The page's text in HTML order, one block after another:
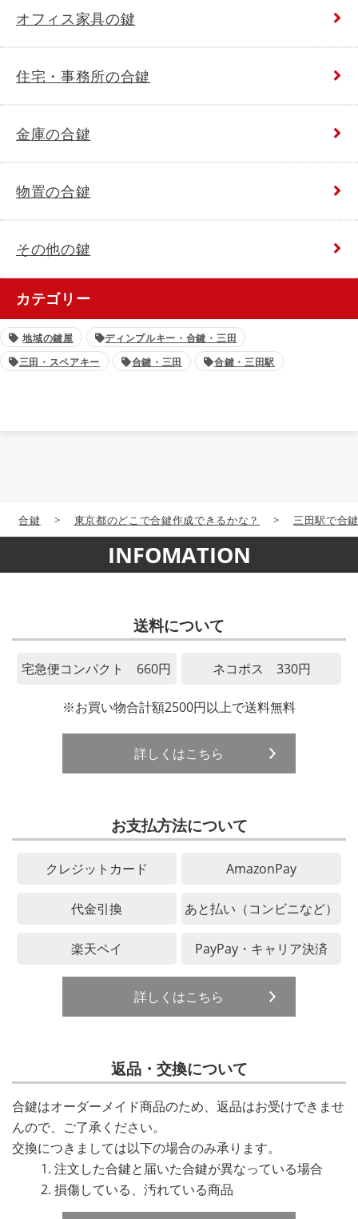
オフィス家具の鍵
住宅・事務所の合鍵
金庫の合鍵
物置の合鍵
その他の鍵
カテゴリー
地域の鍵屋
ディンプルキー・合鍵・三田
三田・スペアキー
合鍵・三田 合鍵・三田駅
合鍵 > 東京都のどこで合鍵作成できるかな？ > 三田駅で合
INFOMATION
送料について
宅急便コンパクト 660円 ネコポス 330円
※お買い物合計額2500円以上で送料無料
詳しくはこちら
お支払方法について
クレジットカード AmazonPay
代金引換 あと払い（コンビニなど）
楽天ペイ PayPay・キャリア決済
詳しくはこちら
返品・交換について
合鍵はオーダーメイド商品のため、返品はお受けできませ
んので、ご了承ください。
交換につきましては以下の場合のみ承ります。
注文した合鍵と届いた合鍵が異なっている場合
損傷している、汚れている商品